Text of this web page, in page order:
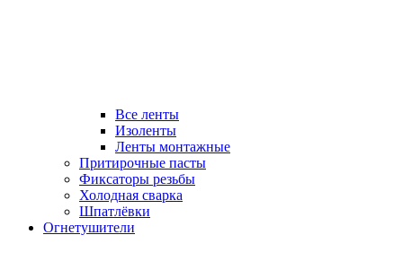
Все ленты
Изоленты
Ленты монтажные
Притирочные пасты
Фиксаторы резьбы
Холодная сварка
Шпатлёвки
Огнетушители